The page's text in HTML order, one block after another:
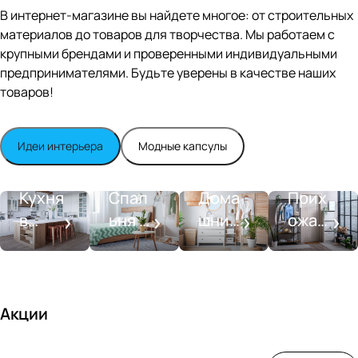
n
Whit
e
satin
В интернет-магазине вы найдете многое: от строительных
материалов до товаров для творчества. Мы работаем с
крупными брендами и проверенными индивидуальными
предпринимателями. Будьте уверены в качестве наших
товаров!
Идеи интерьера Модные капсулы
Кухня
в
стиле
Спал
ьня в
совре
Дома
шний
SPA-
Прих
ожая
со
Акции